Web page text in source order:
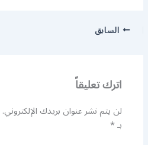
السابق
اترك تعليقاً
لن يتم نشر عنوان بريدك الإلكتروني.
بـ*